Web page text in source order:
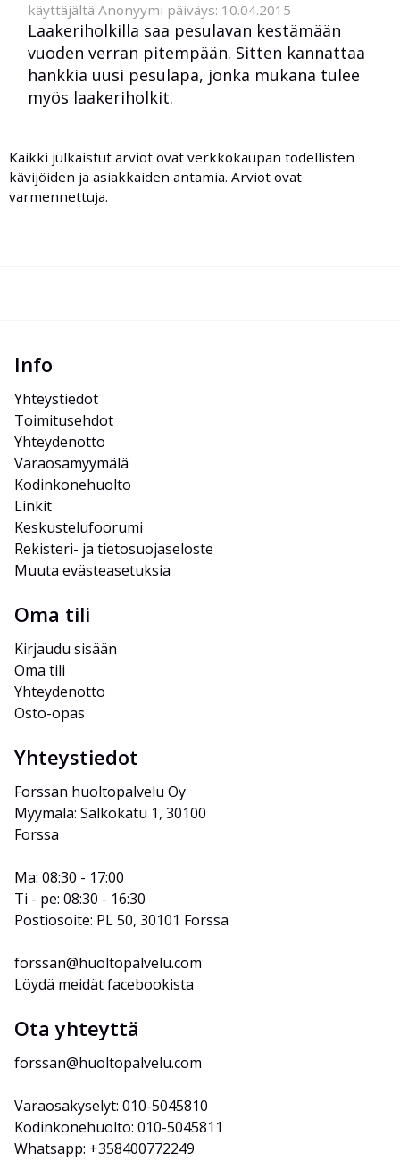
käyttäjältä Anonyymi päiväys: 10.04.2015
Laakeriholkilla saa pesulavan kestämään
vuoden verran pitempään. Sitten kannattaa
hankkia uusi pesulapa, jonka mukana tulee
myös laakeriholkit.
Kaikki julkaistut arviot ovat verkkokaupan todellisten
kävijöiden ja asiakkaiden antamia. Arviot ovat
varmennettuja.
Info
Yhteystiedot
Toimitusehdot
Yhteydenotto
Varaosamyymälä
Kodinkonehuolto
Linkit
Keskustelufoorumi
Rekisteri- ja tietosuojaseloste
Muuta evästeasetuksia
Oma tili
Kirjaudu sisään
Oma tili
Yhteydenotto
Osto-opas
Yhteystiedot
Forssan huoltopalvelu Oy
Myymälä: Salkokatu 1, 30100
Forssa
Ma: 08:30 - 17:00
Ti - pe: 08:30 - 16:30
Postiosoite: PL 50, 30101 Forssa
forssan@huoltopalvelu.com
Löydä meidät facebookista
Ota yhteyttä
forssan@huoltopalvelu.com
Varaosakyselyt: 010-5045810
Kodinkonehuolto: 010-5045811
Whatsapp: +358400772249